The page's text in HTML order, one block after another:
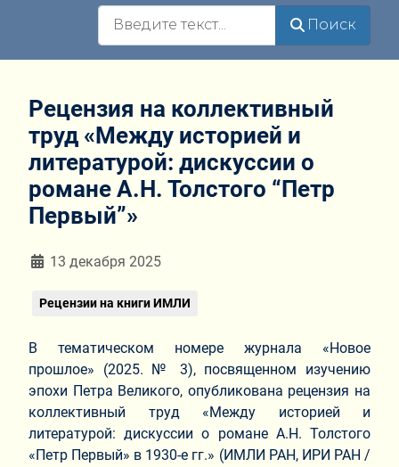
Поиск
Рецензия на коллективный
труд «Между историей и
литературой: дискуссии о
романе А.Н. Толстого “Петр
Первый”»
Информация о материале
13 декабря 2025
Рецензии на книги ИМЛИ
В тематическом номере журнала «Новое
прошлое» (2025. № 3), посвященном изучению
эпохи Петра Великого, опубликована рецензия на
коллективный труд «Между историей и
литературой: дискуссии о романе А.Н. Толстого
«Петр Первый» в 1930-е гг.» (ИМЛИ РАН, ИРИ РАН /